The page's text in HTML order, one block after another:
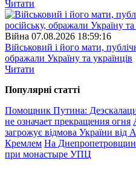
Читати
Війна 07.08.2026 18:59:16
Військовий і його мати,
ображали Україну та українців
Читати
Популярнi статтi
Помощник Путина:
не означает прекращения огня
загрожує відмова України від
Кремлем На
при монастыре УПЦ